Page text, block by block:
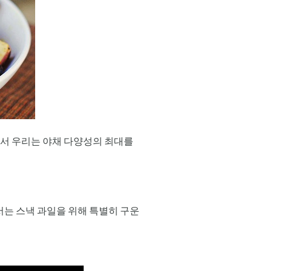
우리는 야채 다양성의 최대를
스낵 과일을 위해 특별히 구운